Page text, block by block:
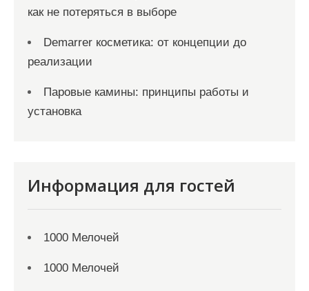
как не потеряться в выборе
Demarrer косметика: от концепции до
реализации
Паровые камины: принципы работы и
установка
Информация для гостей
1000 Мелочей
1000 Мелочей